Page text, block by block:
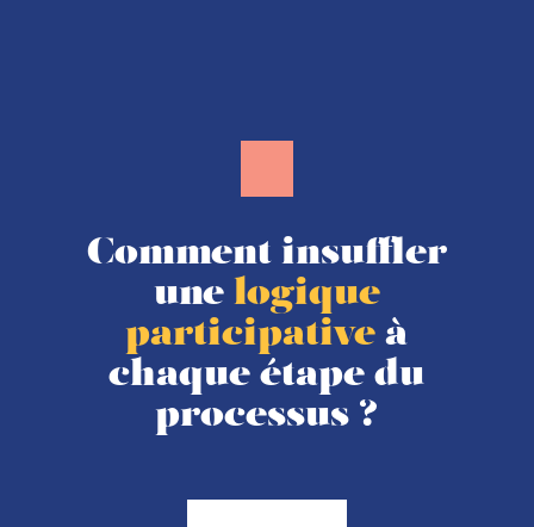
Comment insuffler
une logique
participative à
chaque étape du
processus ?